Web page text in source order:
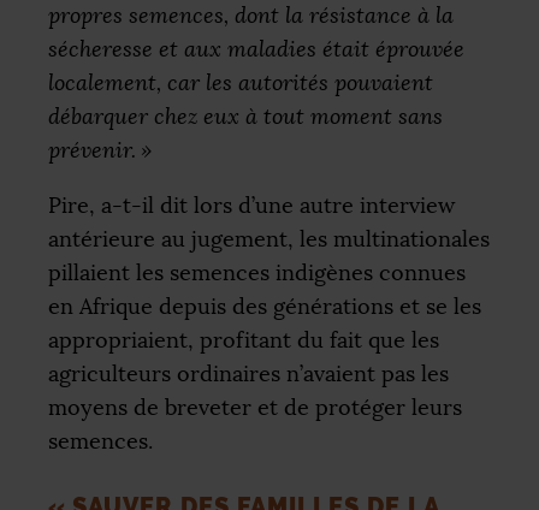
propres semences, dont la résistance à la
sécheresse et aux maladies était éprouvée
localement, car les autorités pouvaient
débarquer chez eux à tout moment sans
prévenir. »
Pire, a-t-il dit lors d’une autre interview
antérieure au jugement, les multinationales
pillaient les semences indigènes connues
en Afrique depuis des générations et se les
appropriaient, profitant du fait que les
agriculteurs ordinaires n’avaient pas les
moyens de breveter et de protéger leurs
semences.